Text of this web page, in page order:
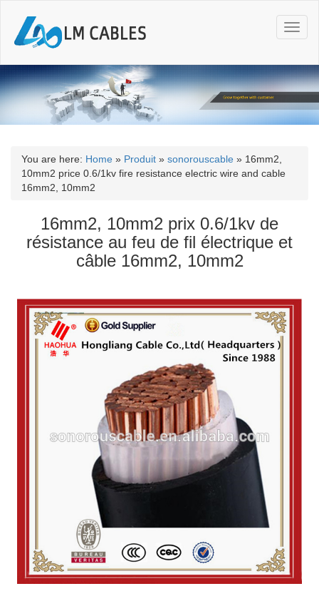
T
o
g
l
n
a
n
You are here: Home » Produit » sonorouscable » 16mm2,
10mm2 price 0.6/1kv fire resistance electric wire and cable
16mm2, 10mm2
16mm2, 10mm2 prix 0.6/1kv de
résistance au feu de fil électrique et
câble 16mm2, 10mm2